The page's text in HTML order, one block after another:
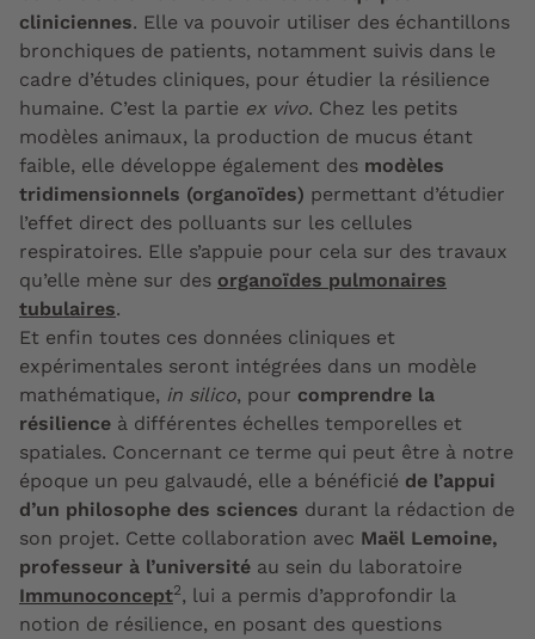
cliniciennes. Elle va pouvoir utiliser des échantillons
bronchiques de patients, notamment suivis dans le
cadre d’études cliniques, pour étudier la résilience
humaine. C’est la partie ex vivo. Chez les petits
modèles animaux, la production de mucus étant
faible, elle développe également des modèles
tridimensionnels (organoïdes) permettant d’étudier
l’effet direct des polluants sur les cellules
respiratoires. Elle s’appuie pour cela sur des travaux
qu’elle mène sur des organoïdes pulmonaires
tubulaires.
Et enfin toutes ces données cliniques et
expérimentales seront intégrées dans un modèle
mathématique, in silico, pour comprendre la
résilience à différentes échelles temporelles et
spatiales. Concernant ce terme qui peut être à notre
époque un peu galvaudé, elle a bénéficié de l’appui
d’un philosophe des sciences durant la rédaction de
son projet. Cette collaboration avec Maël Lemoine,
professeur à l’université au sein du laboratoire
Immunoconcept2, lui a permis d’approfondir la
notion de résilience, en posant des questions